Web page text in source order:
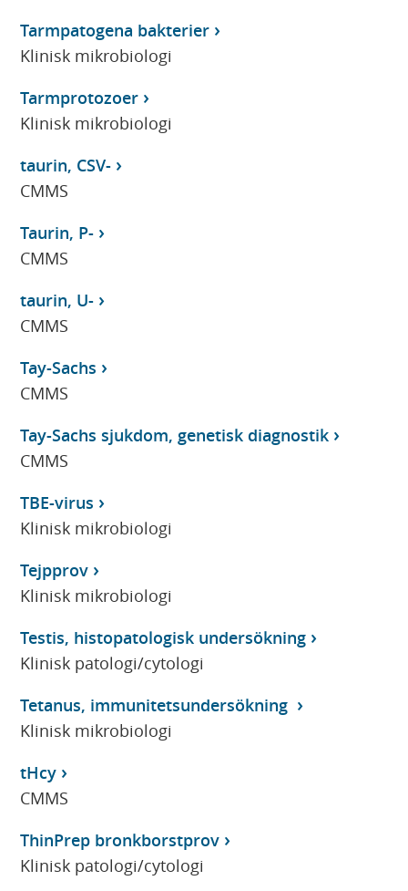
Tarmpatogena bakterier
Klinisk mikrobiologi
Tarmprotozoer
Klinisk mikrobiologi
taurin, CSV-
CMMS
Taurin, P-
CMMS
taurin, U-
CMMS
Tay-Sachs
CMMS
Tay-Sachs sjukdom, genetisk diagnostik
CMMS
TBE-virus
Klinisk mikrobiologi
Tejpprov
Klinisk mikrobiologi
Testis, histopatologisk undersökning
Klinisk patologi/cytologi
Tetanus, immunitetsundersökning
Klinisk mikrobiologi
tHcy
CMMS
ThinPrep bronkborstprov
Klinisk patologi/cytologi